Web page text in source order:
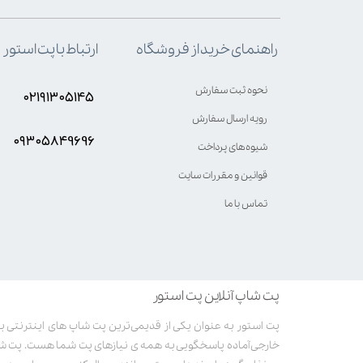
پت شاپ آنلاین پت استور
خارجی آماده پاسخگویی به همه ی نیازهای پت شما هست. پت
راهنمای خرید از فروشگاه
نحوه ثبت سفارش
رویه ارسال سفارش
شیوه‌های پرداخت
قوانین و مقررات سایت
تماس با ما
ارتباط با پت استور
۰۲۱۹۱۳۰۵۱۴۵
۰۹۳۰۵8۴9696